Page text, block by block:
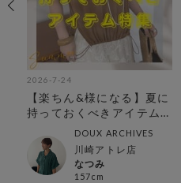
2026-7-24
【楽ちん&様になる】夏に
持っておくべきアイテム
DOUX ARCHIVES
川崎アトレ店
なつみ
157cm